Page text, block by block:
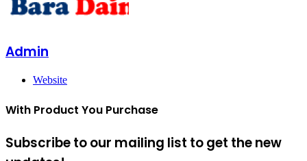
Admin
Website
With Product You Purchase
Subscribe to our mailing list to get the new